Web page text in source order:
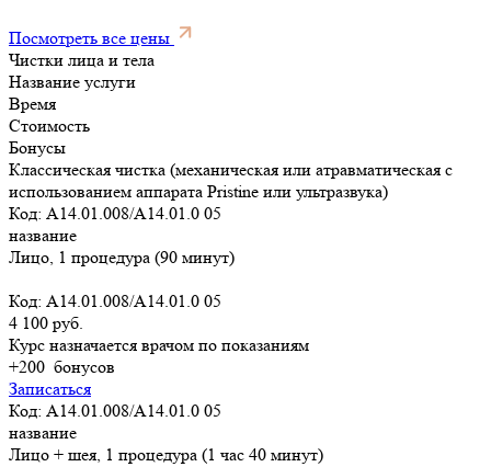
Посмотреть все цены
Чистки лица и тела
Название услуги
Время
Стоимость
Бонусы
Классическая чистка (механическая или атравматическая с
использованием аппарата Pristine или ультразвука)
Код: A14.01.008/A14.01.0 05
название
Лицо, 1 процедура (90 минут)
Код: A14.01.008/A14.01.0 05
4 100 руб.
Курс назначается врачом по показаниям
+200 бонусов
Записаться
Код: A14.01.008/A14.01.0 05
название
Лицо + шея, 1 процедура (1 час 40 минут)